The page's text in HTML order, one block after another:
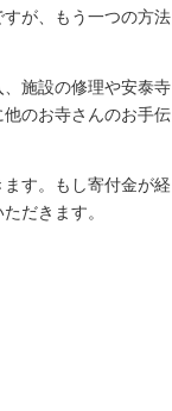
が、もう一つの方法
施設の修理や安泰寺
のお寺さんのお手伝
す。もし寄付金が経
だきます。